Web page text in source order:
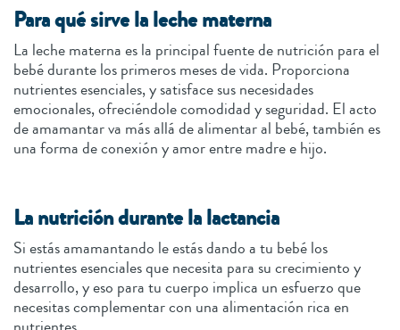
Para qué sirve la leche materna
La leche materna es la principal fuente de nutrición para el
bebé durante los primeros meses de vida. Proporciona
nutrientes esenciales, y satisface sus necesidades
emocionales, ofreciéndole comodidad y seguridad. El acto
de amamantar va más allá de alimentar al bebé, también es
una forma de conexión y amor entre madre e hijo.
La nutrición durante la lactancia
Si estás amamantando le estás dando a tu bebé los
nutrientes esenciales que necesita para su crecimiento y
desarrollo, y eso para tu cuerpo implica un esfuerzo que
necesitas complementar con una alimentación rica en